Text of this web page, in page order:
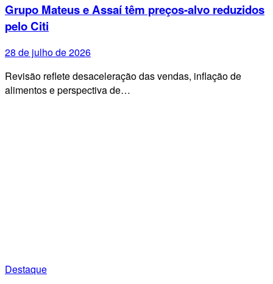
Grupo Mateus e Assaí têm preços-alvo reduzidos
pelo Citi
28 de julho de 2026
Revisão reflete desaceleração das vendas, inflação de
alimentos e perspectiva de…
Destaque